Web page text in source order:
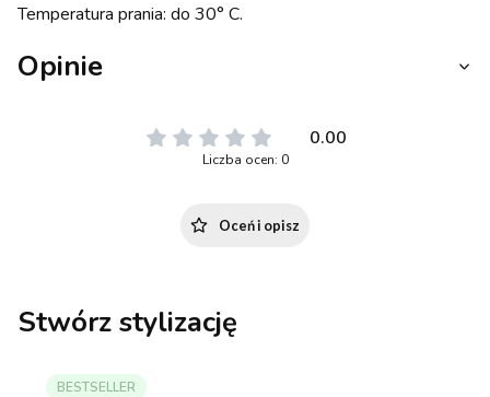
Temperatura prania: do 30° C.
Opinie
0.00
Liczba ocen: 0
Oceń i opisz
Stwórz stylizację
BESTSELLER